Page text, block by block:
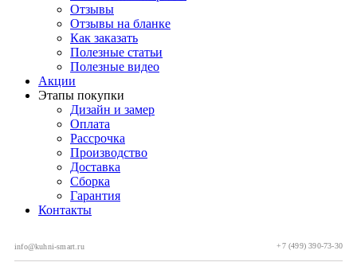
Отзывы
Отзывы на бланке
Как заказать
Полезные статьи
Полезные видео
Акции
Этапы покупки
Дизайн и замер
Оплата
Рассрочка
Производство
Доставка
Сборка
Гарантия
Контакты
info@kuhni-smart.ru +7 (499) 390-73-30